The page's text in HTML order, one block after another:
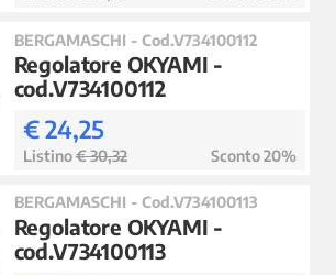
BERGAMASCHI - Cod.V734100112
Regolatore OKYAMI -
cod.V734100112
€ 24,25
Listino€ 30,32 Sconto 20%
BERGAMASCHI - Cod.V734100113
Regolatore OKYAMI -
cod.V734100113